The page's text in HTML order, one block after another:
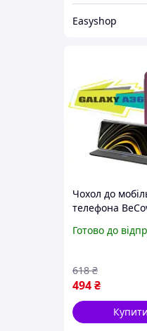
Easyshop
Чохол до
телефона
Galaxy A36
buzyna
Готово до
494₴
618 ₴
Купити